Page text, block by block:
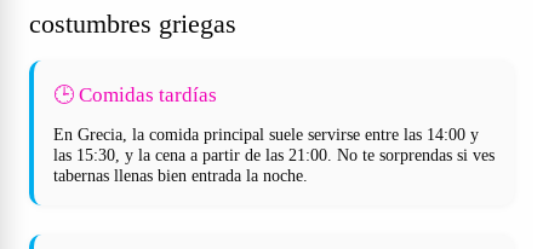
costumbres griegas
🕒 Comidas tardías
En Grecia, la comida principal suele servirse entre las 14:00 y
las 15:30, y la cena a partir de las 21:00. No te sorprendas si ves
tabernas llenas bien entrada la noche.